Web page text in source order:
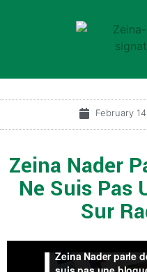
February
Zeina Nader
Ne Suis Pas
Sur